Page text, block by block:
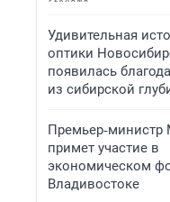
Удивительная
оптики
появилась
из сибирской
Премьер‑министр
примет участие в
экономическом
Владивостоке